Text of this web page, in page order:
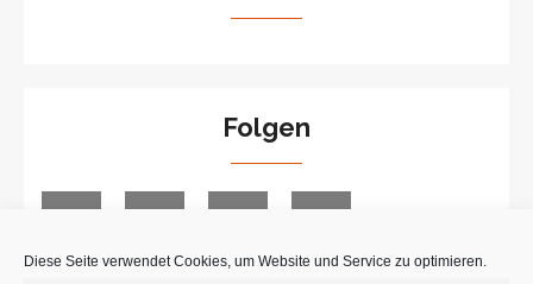
Diese Seite verwendet Cookies, um Website und Service zu optimieren.
Folgen